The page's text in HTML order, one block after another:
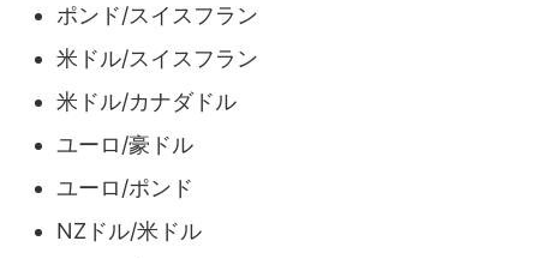
ポンド/スイスフラン
米ドル/スイスフラン
米ドル/カナダドル
ユーロ/豪ドル
ユーロ/ポンド
NZドル/米ドル